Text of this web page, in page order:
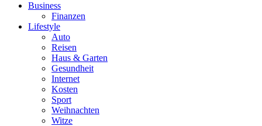
Business
Finanzen
Lifestyle
Auto
Reisen
Haus & Garten
Gesundheit
Internet
Kosten
Sport
Weihnachten
Witze